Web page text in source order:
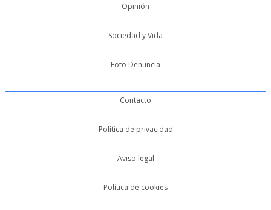
Opinión
Sociedad y Vida
Foto Denuncia
Contacto
Política de privacidad
Aviso legal
Política de cookies